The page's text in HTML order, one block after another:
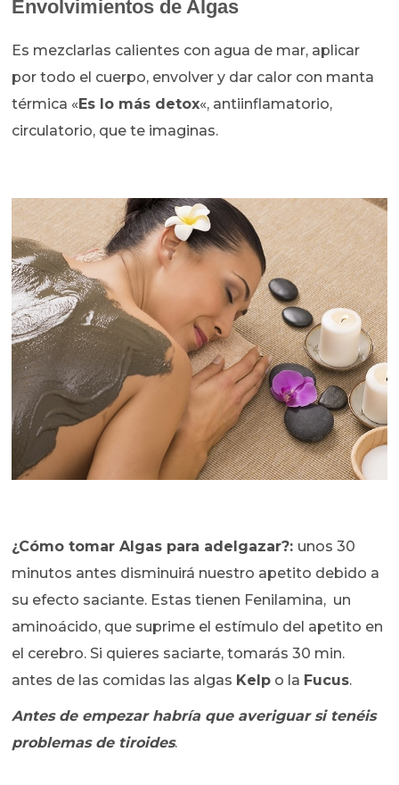
Envolvimientos de Algas
Es mezclarlas calientes con agua de mar, aplicar
por todo el cuerpo, envolver y dar calor con manta
térmica «Es lo más detox«, antiinflamatorio,
circulatorio, que te imaginas.
¿Cómo tomar Algas para adelgazar?: unos 30
minutos antes disminuirá nuestro apetito debido a
su efecto saciante. Estas tienen Fenilamina, un
aminoácido, que suprime el estímulo del apetito en
el cerebro. Si quieres saciarte, tomarás 30 min.
antes de las comidas las algas Kelp o la Fucus.
Antes de empezar habría que averiguar si tenéis
problemas de tiroides.